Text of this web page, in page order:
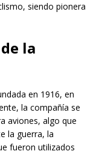
siendo pionera
la
en 1916, en
la compañía se
aviones, algo que
la guerra, la
fueron utilizados